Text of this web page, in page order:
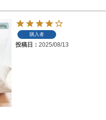
購入者
投稿日 2025/08/13